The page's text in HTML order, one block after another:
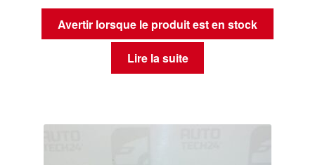
Avertir lorsque le produit est en stock
Lire la suite